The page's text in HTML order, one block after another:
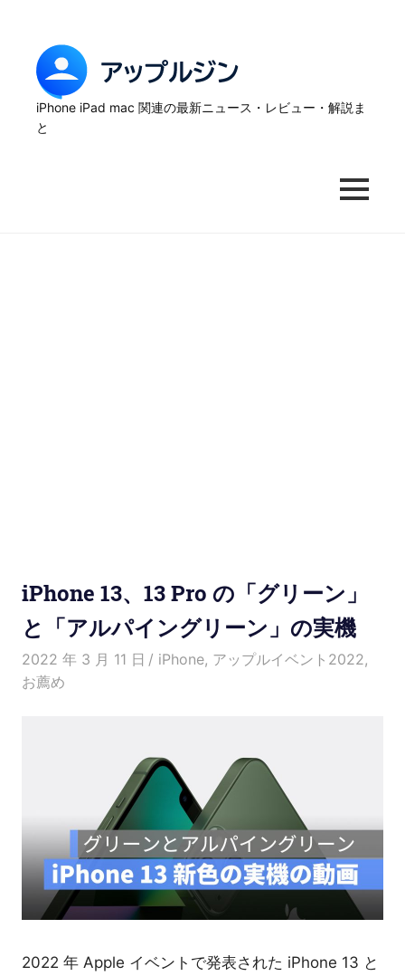
content
ッ
便
利
な
紹
介
iPhone iPad mac 関連の最新ニュース・レビュー・解説ま
と
MENU
iPhone 13、13 Pro の「グリーン」
と「アルパイングリーン」の実機
2022 年 3 月 11 日 Kenny
iPhone, アップルイベント2022,
お薦め
2022 年 Apple イベントで発表された iPhone 13 と